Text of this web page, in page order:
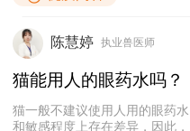
陈慧婷 执业兽医师
猫能用人的眼药水吗？
猫一般不建议使用人用的眼药
和敏感程度上存在差异，因此